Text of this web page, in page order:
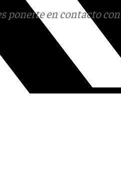
ponerte en contacto